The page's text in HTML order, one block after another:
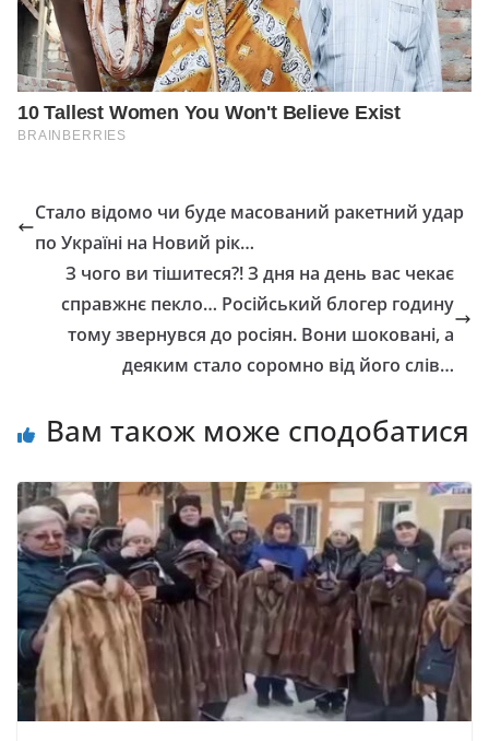
Стало відомо чи буде масований ракетний удар
по Україні на Новий рік…
З чого ви тішитеся?! З дня на день вас чекає
справжнє пекло… Російський блогер годину
тому звернувся до росіян. Вони шоковані, а
деяким стало соромно від його слів…
Вам також може сподобатися